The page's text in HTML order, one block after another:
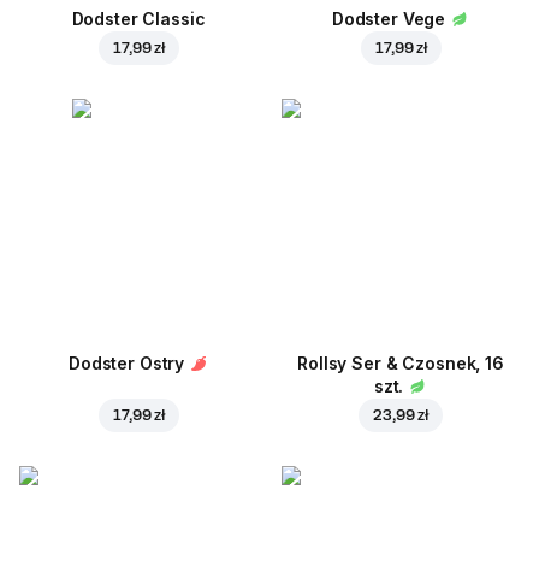
Dodster Classic
17,99 zł
Dodster Vege
17,99 zł
Dodster Ostry
17,99 zł
Rollsy Ser & Czosnek, 16
szt.
23,99 zł